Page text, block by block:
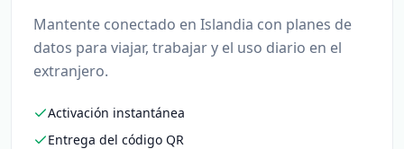
Mantente conectado en Islandia con planes de
datos para viajar, trabajar y el uso diario en el
extranjero.
Activación instantánea
Entrega del código QR